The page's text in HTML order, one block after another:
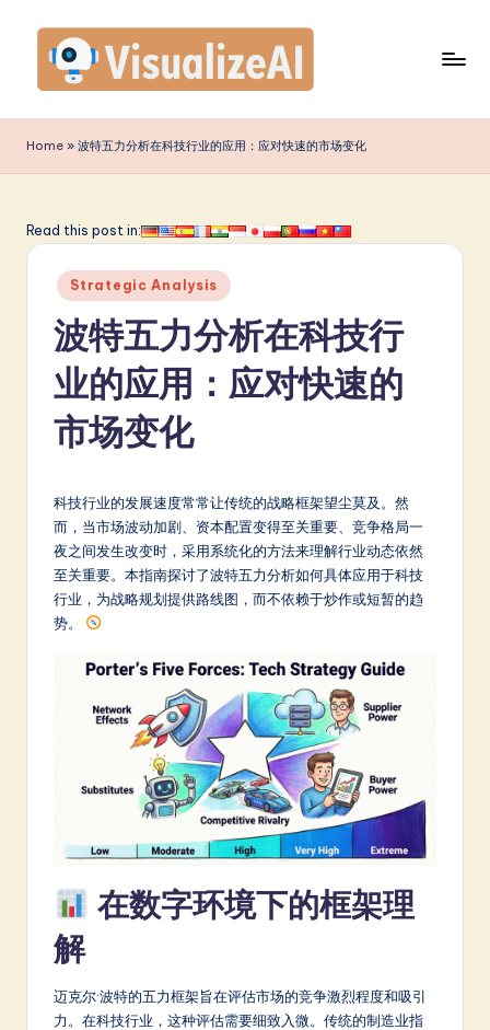
content
is
u
li
A
S
m
p
fi
Home » 波特五力分析在科技行业的应用：应对快速的市场变化
Read this post in:
Posted
in
Strategic Analysis
波特五力分析在科技行
业的应用：应对快速的
市场变化
科技行业的发展速度常常让传统的战略框架望尘莫及。然
而，当市场波动加剧、资本配置变得至关重要、竞争格局一
夜之间发生改变时，采用系统化的方法来理解行业动态依然
至关重要。本指南探讨了波特五力分析如何具体应用于科技
行业，为战略规划提供路线图，而不依赖于炒作或短暂的趋
势。
在数字环境下的框架理
解
迈克尔·波特的五力框架旨在评估市场的竞争激烈程度和吸引
力。在科技行业，这种评估需要细致入微。传统的制造业指